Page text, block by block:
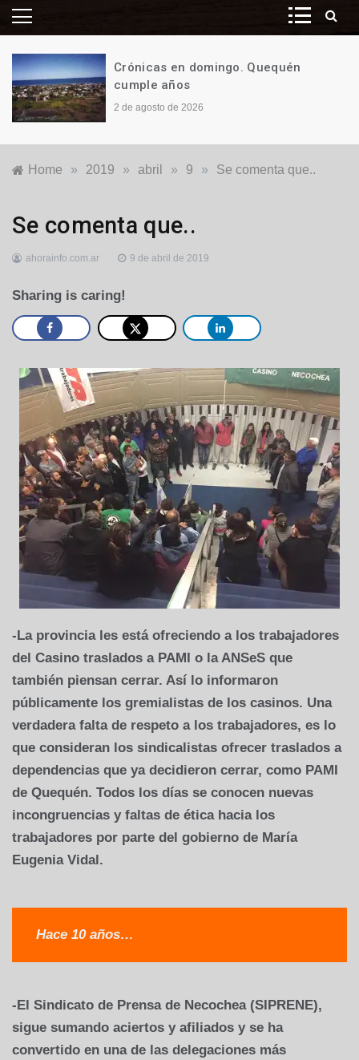
Crónicas en domingo. Quequén
cumple años
2 de agosto de 2026
Home » 2019 » abril » 9 » Se comenta que..
Destacadas
Locales
Se comenta que..
ahorainfo.com.ar 9 de abril de 2019
Sharing is caring!
-La provincia les está ofreciendo a los trabajadores
del Casino traslados a PAMI o la ANSeS que
también piensan cerrar. Así lo informaron
públicamente los gremialistas de los casinos. Una
verdadera falta de respeto a los trabajadores, es lo
que consideran los sindicalistas ofrecer traslados a
dependencias que ya decidieron cerrar, como PAMI
de Quequén. Todos los días se conocen nuevas
incongruencias y faltas de ética hacia los
trabajadores por parte del gobierno de María
Eugenia Vidal.
Hace 10 años…
-El Sindicato de Prensa de Necochea (SIPRENE),
sigue sumando aciertos y afiliados y se ha
convertido en una de las delegaciones más